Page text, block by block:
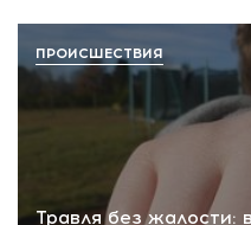
Травля без жалости:
ПРОИСШЕСТВИЯ